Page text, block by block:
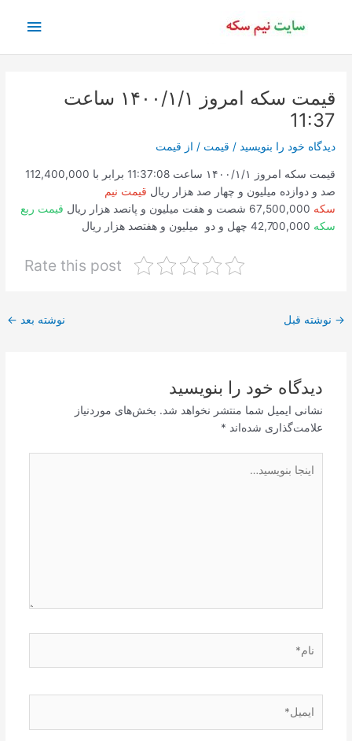
اصلی
قیمت سکه امروز ۱۴۰۰/۱/۱ ساعت
11:37
دیدگاه‌ خود را بنویسید / قیمت / از قیمت
قیمت سکه امروز ۱۴۰۰/۱/۱ ساعت 11:37:08 برابر با 112,400,000
صد و دوازده میلیون و چهار صد هزار ریال قیمت نیم
سکه 67,500,000 شصت و هفت میلیون و پانصد هزار ریال
قیمت ربع
سکه 42,700,000 چهل و دو میلیون و هفتصد هزار ریال
Rate this post
پیمایش
→ نوشته قبل نوشته بعد ←
دیدگاه‌ خود را بنویسید
نشانی ایمیل شما منتشر نخواهد شد. بخش‌های موردنیاز
علامت‌گذاری شده‌اند *
بنویسید…